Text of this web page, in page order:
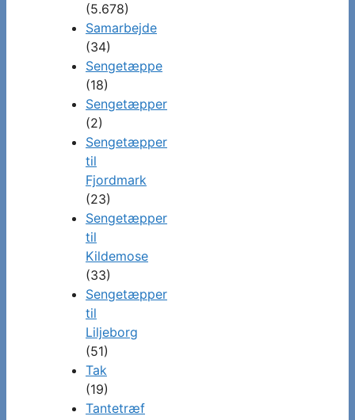
(5.678)
Samarbejde
(34)
Sengetæppe
(18)
Sengetæpper
(2)
Sengetæpper
til
Fjordmark
(23)
Sengetæpper
til
Kildemose
(33)
Sengetæpper
til
Liljeborg
(51)
Tak
(19)
Tantetræf